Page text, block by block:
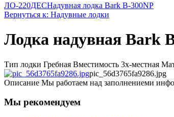
ЛО-220ДЕСНадувная лодка Bark B-300NP
Вернуться к: Надувные лодки
Лодка надувная Bark
Тип лодки Гребная Вместимость 3х-местная
pic_56d3765fa9286.jpg
Описание Мы работаем над заполнениеми
Мы рекомендуем